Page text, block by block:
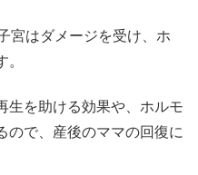
宮はダメージを受け、ホ
生を助ける効果や、ホルモ
ので、産後のママの回復に